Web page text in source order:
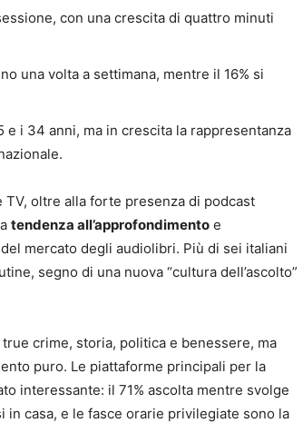
con una crescita di quattro minuti
una volta a settimana, mentre il 16% si
i 34 anni, ma in crescita la rappresentanza
oltre alla forte presenza di podcast
tendenza all’approfondimento e
mercato degli audiolibri. Più di sei italiani
segno di una nuova “cultura dell’ascolto”
crime, storia, politica e benessere, ma
puro. Le piattaforme principali per la
interessante: il 71% ascolta mentre svolge
casa, e le fasce orarie privilegiate sono la